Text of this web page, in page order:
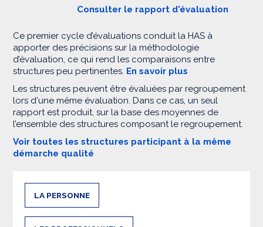
Consulter le rapport d'évaluation
Ce premier cycle d’évaluations conduit la HAS à
apporter des précisions sur la méthodologie
d’évaluation, ce qui rend les comparaisons entre
structures peu pertinentes. En savoir plus
Les structures peuvent être évaluées par regroupement
lors d'une même évaluation. Dans ce cas, un seul
rapport est produit, sur la base des moyennes de
l’ensemble des structures composant le regroupement.
Voir toutes les structures participant à la même
démarche qualité
LA PERSONNE